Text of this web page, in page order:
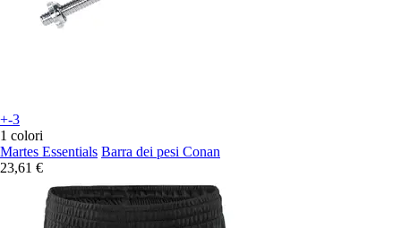
+-3
1 colori
Martes Essentials Barra dei pesi Conan
23,61 €